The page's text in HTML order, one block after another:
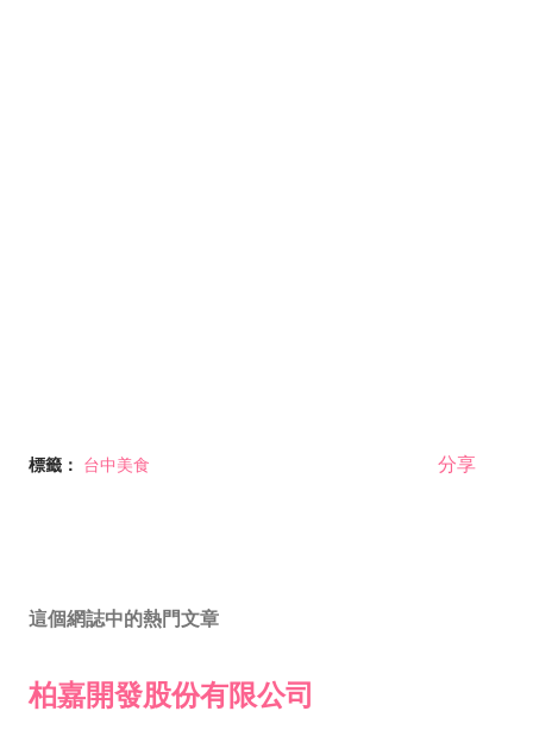
標籤： 台中美食 分享
這個網誌中的熱門文章
柏嘉開發股份有限公司